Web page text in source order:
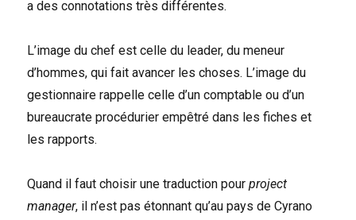
a des connotations très différentes.
L’image du chef est celle du leader, du meneur
d’hommes, qui fait avancer les choses. L’image du
gestionnaire rappelle celle d’un comptable ou d’un
bureaucrate procédurier empêtré dans les fiches et
les rapports.
Quand il faut choisir une traduction pourproject
manager, il n’est pas étonnant qu’au pays de Cyrano